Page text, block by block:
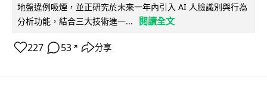
地盤違例吸煙，並正研究於未來一年內引入 AI 人臉識別與行為
分析功能，結合三大技術進一...
閱讀全文
227 53 ↗ 分享